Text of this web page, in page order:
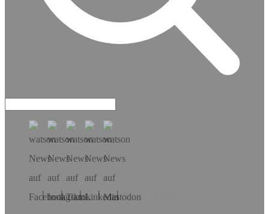
Hol dir die App!